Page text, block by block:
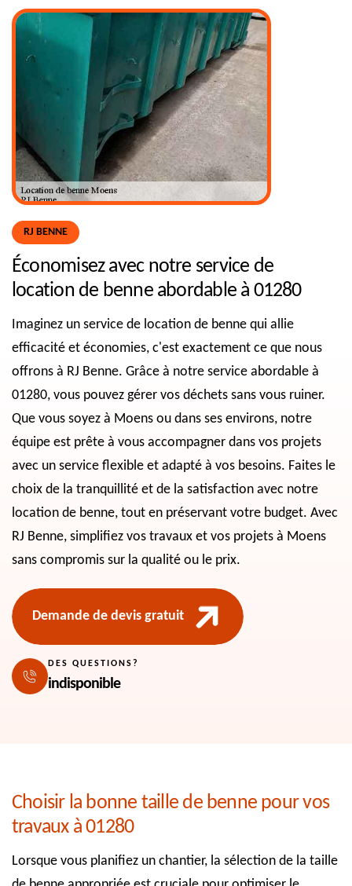
RJ BENNE
Économisez avec notre service de
location de benne abordable à 01280
Imaginez un service de location de benne qui allie
efficacité et économies, c'est exactement ce que nous
offrons à RJ Benne. Grâce à notre service abordable à
01280, vous pouvez gérer vos déchets sans vous ruiner.
Que vous soyez à Moens ou dans ses environs, notre
équipe est prête à vous accompagner dans vos projets
avec un service flexible et adapté à vos besoins. Faites le
choix de la tranquillité et de la satisfaction avec notre
location de benne, tout en préservant votre budget. Avec
RJ Benne, simplifiez vos travaux et vos projets à Moens
sans compromis sur la qualité ou le prix.
Demande de devis gratuit
DES QUESTIONS?
indisponible
Choisir la bonne taille de benne pour vos
travaux à 01280
Lorsque vous planifiez un chantier, la sélection de la taille